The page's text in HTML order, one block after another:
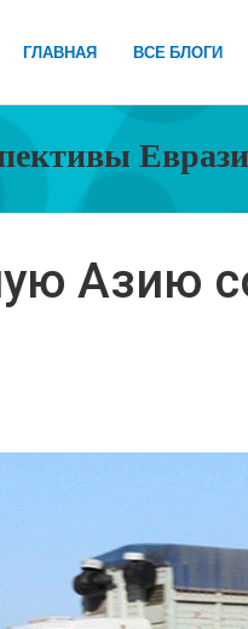
ГЛАВНАЯ ВСЕ БЛОГИ
Азию